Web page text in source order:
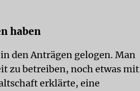
haben
den Anträgen gelogen. Man
zu betreiben, noch etwas mit
erklärte, eine